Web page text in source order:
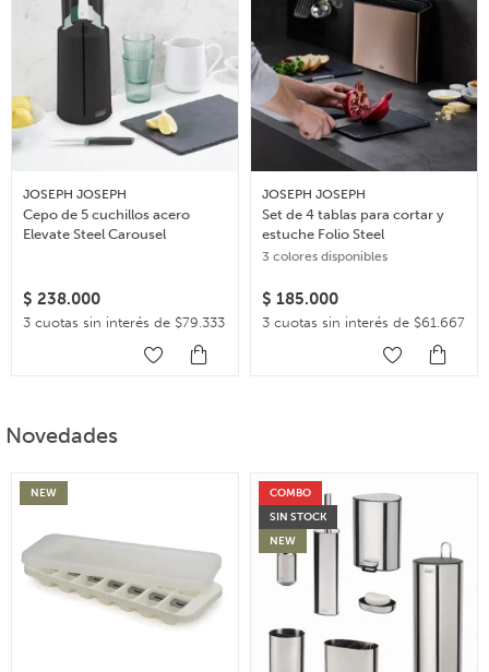
JOSEPH JOSEPH
Cepo de 5 cuchillos acero
Elevate Steel Carousel
$ 238.000
3 cuotas sin interés de $79.333
JOSEPH JOSEPH
Set de 4 tablas para cortar y
estuche Folio Steel
3 colores disponibles
$ 185.000
3 cuotas sin interés de $61.667
Novedades
NEW
COMBO
SIN STOCK
NEW